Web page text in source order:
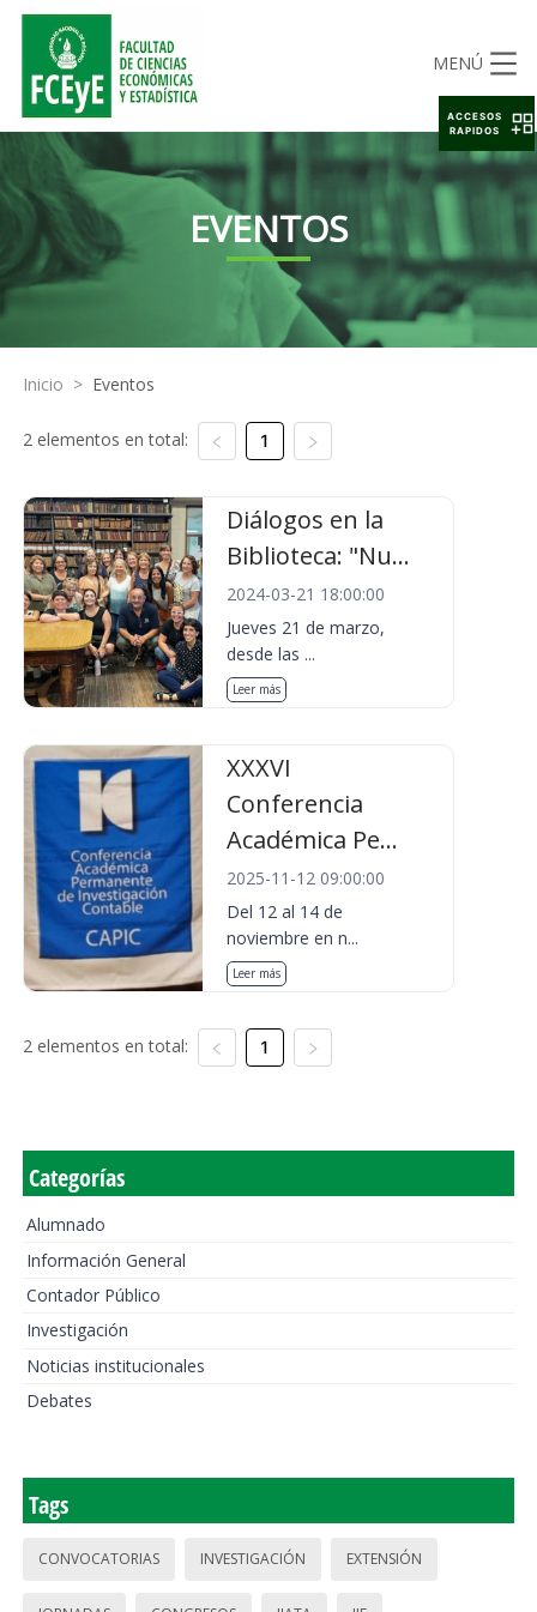
MENÚ
EVENTOS
Inicio > Eventos
2 elementos en total: 1
Diálogos en la
Biblioteca: "Nu...
2024-03-21 18:00:00
Jueves 21 de marzo,
desde las ...
Leer más
XXXVI
Conferencia
Académica Pe...
2025-11-12 09:00:00
Del 12 al 14 de
noviembre en n...
Leer más
2 elementos en total: 1
Categorías
Alumnado
Información General
Contador Público
Investigación
Noticias institucionales
Debates
Tags
CONVOCATORIAS INVESTIGACIÓN EXTENSIÓN
ACCESOS
RAPIDOS